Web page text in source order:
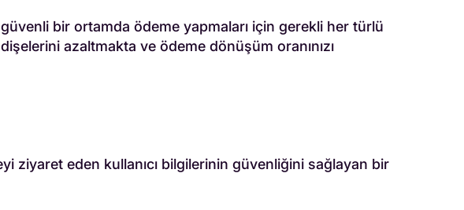
bir ortamda ödeme yapmaları için gerekli her türlü
azaltmakta ve ödeme dönüşüm oranınızı
ziyaret eden kullanıcı bilgilerinin güvenliğini sağlayan bir